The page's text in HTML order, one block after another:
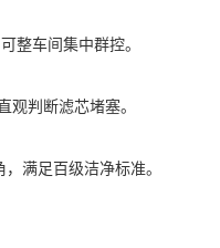
整车间集中群控。
判断滤芯堵塞。
满足百级洁净标准。